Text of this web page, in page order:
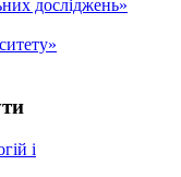
досліджень»
і